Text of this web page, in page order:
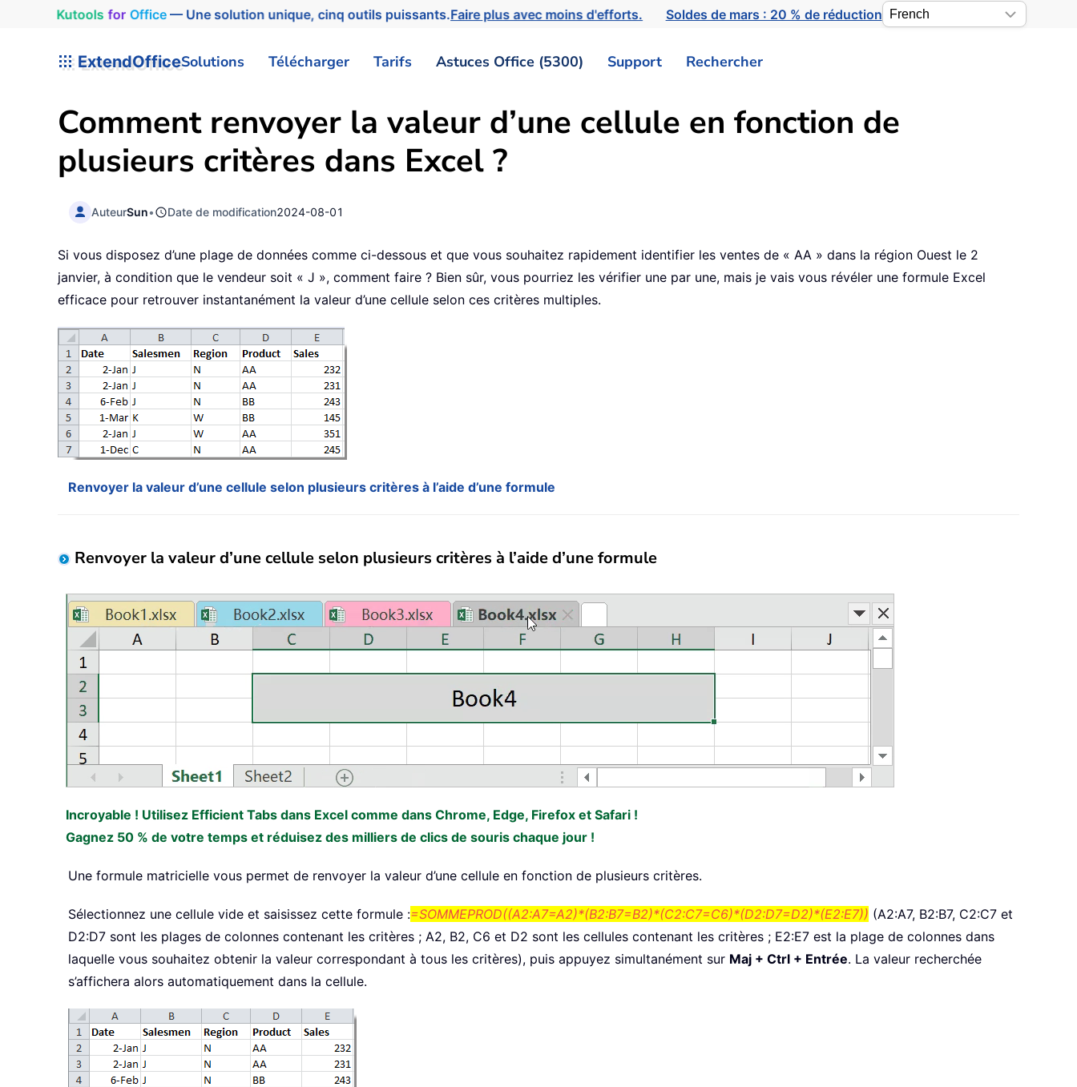
Kutools for Office— Une solution unique, cinq outils puissants.Faire plus avec moins d'efforts. Soldes de mars : 20 % de réduction
ExtendOfficeSolutions Télécharger Tarifs Astuces Office (5300) Support Rechercher
Comment renvoyer la valeur d’une cellule en fonction de
plusieurs critères dans Excel ?
AuteurSun• Date de modification2024-08-01
Si vous disposez d’une plage de données comme ci-dessous et que vous souhaitez rapidement identifier les ventes de « AA » dans la région Ouest le 2
janvier, à condition que le vendeur soit « J », comment faire ? Bien sûr, vous pourriez les vérifier une par une, mais je vais vous révéler une formule Excel
efficace pour retrouver instantanément la valeur d’une cellule selon ces critères multiples.
Renvoyer la valeur d’une cellule selon plusieurs critères à l’aide d’une formule
Renvoyer la valeur d’une cellule selon plusieurs critères à l’aide d’une formule
Incroyable ! Utilisez Efficient Tabs dans Excel comme dans Chrome, Edge, Firefox et Safari !
Gagnez 50 % de votre temps et réduisez des milliers de clics de souris chaque jour !
Une formule matricielle vous permet de renvoyer la valeur d’une cellule en fonction de plusieurs critères.
Sélectionnez une cellule vide et saisissez cette formule :=SOMMEPROD((A2:A7=A2)*(B2:B7=B2)*(C2:C7=C6)*(D2:D7=D2)*(E2:E7)) (A2:A7, B2:B7, C2:C7 et
D2:D7 sont les plages de colonnes contenant les critères ; A2, B2, C6 et D2 sont les cellules contenant les critères ; E2:E7 est la plage de colonnes dans
laquelle vous souhaitez obtenir la valeur correspondant à tous les critères), puis appuyez simultanément sur Maj + Ctrl + Entrée. La valeur recherchée
s’affichera alors automatiquement dans la cellule.